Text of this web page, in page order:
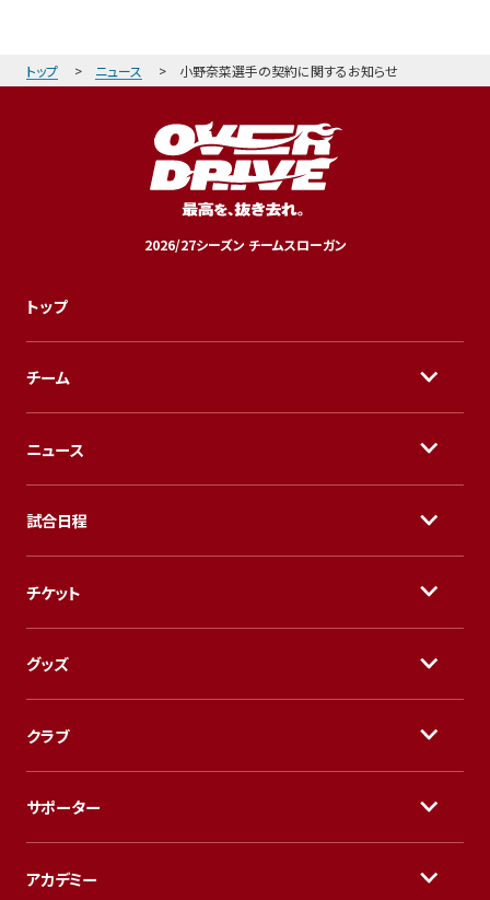
トップ ニュース 小野奈菜選手の契約に関するお知らせ
2026/27シーズン チームスローガン
トップ
チーム
ニュース
試合日程
チケット
グッズ
クラブ
サポーター
アカデミー